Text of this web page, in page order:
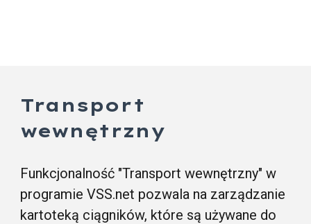
Transport
wewnętrzny
Funkcjonalność "Transport wewnętrzny" w
programie VSS.net pozwala na zarządzanie
kartoteką ciągników, które są używane do